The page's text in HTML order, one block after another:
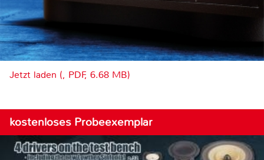
Jetzt laden (, PDF, 6.68 MB)
kostenloses Probeexemplar